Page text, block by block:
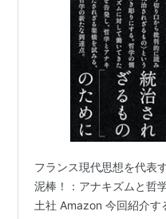
フランス現代思想を代表
泥棒！：アナキズムと哲
土社 Amazon 今回紹介す